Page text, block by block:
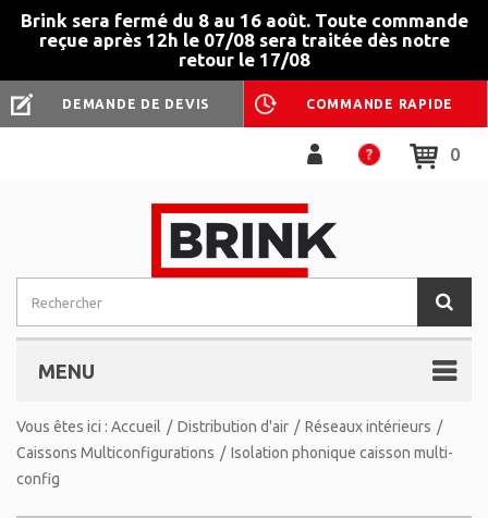
Brink sera fermé du 8 au 16 août. Toute commande
reçue après 12h le 07/08 sera traitée dès notre
retour le 17/08
DEMANDE DE DEVIS COMMANDE RAPIDE
0
MENU
Vous êtes ici : Accueil / Distribution d'air / Réseaux intérieurs /
Caissons Multiconfigurations / Isolation phonique caisson multi-
config